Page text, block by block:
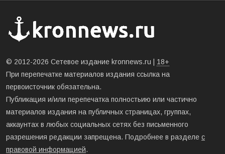
© 2012-2026 Сетевое издание kronnews.ru | 18+
При перепечатке материалов издания ссылка на
первоисточник обязательна.
Публикация и/или перепечатка полностьию или частично
материалов издания на публичных страницах, группах,
аккаунтах в любых социальных сетях без письменного
разрешения редакции запрещена. Подробнее в разделе с
правовой информацией.